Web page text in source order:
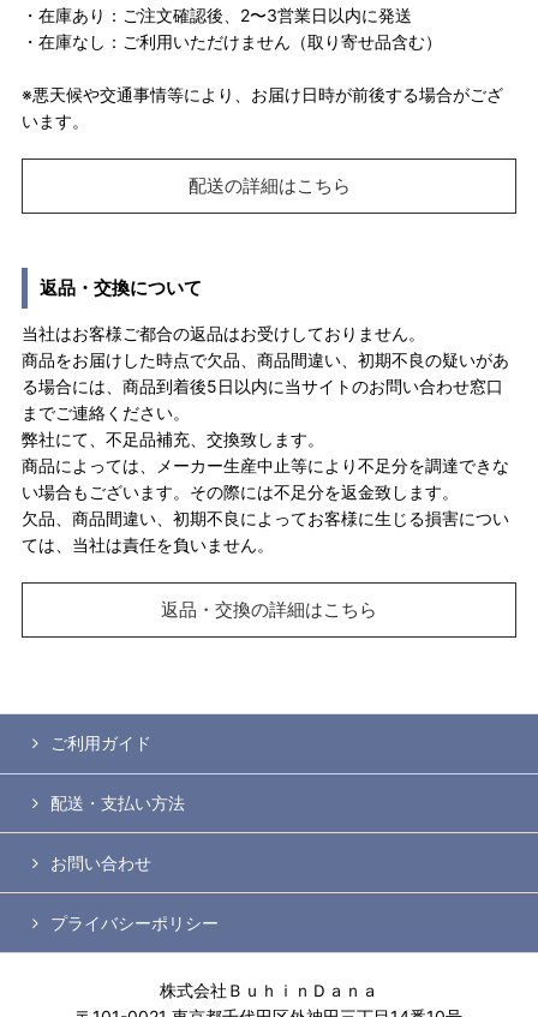
・在庫あり：ご注文確認後、2〜3営業日以内に発送
・在庫なし：ご利用いただけません（取り寄せ品含む）
※悪天候や交通事情等により、お届け日時が前後する場合がござ
います。
配送の詳細はこちら
返品・交換について
当社はお客様ご都合の返品はお受けしておりません。
商品をお届けした時点で欠品、商品間違い、初期不良の疑いがあ
る場合には、商品到着後5日以内に当サイトのお問い合わせ窓口
までご連絡ください。
弊社にて、不足品補充、交換致します。
商品によっては、メーカー生産中止等により不足分を調達できな
い場合もございます。その際には不足分を返金致します。
欠品、商品間違い、初期不良によってお客様に生じる損害につい
ては、当社は責任を負いません。
返品・交換の詳細はこちら
ご利用ガイド
配送・支払い方法
お問い合わせ
プライバシーポリシー
株式会社ＢｕｈｉｎＤａｎａ